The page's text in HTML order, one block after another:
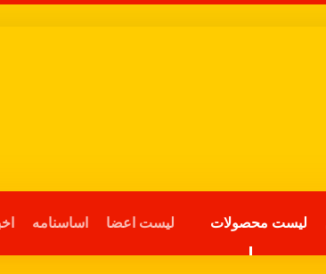
لیست محصولات لیست اعضا اساسنامه